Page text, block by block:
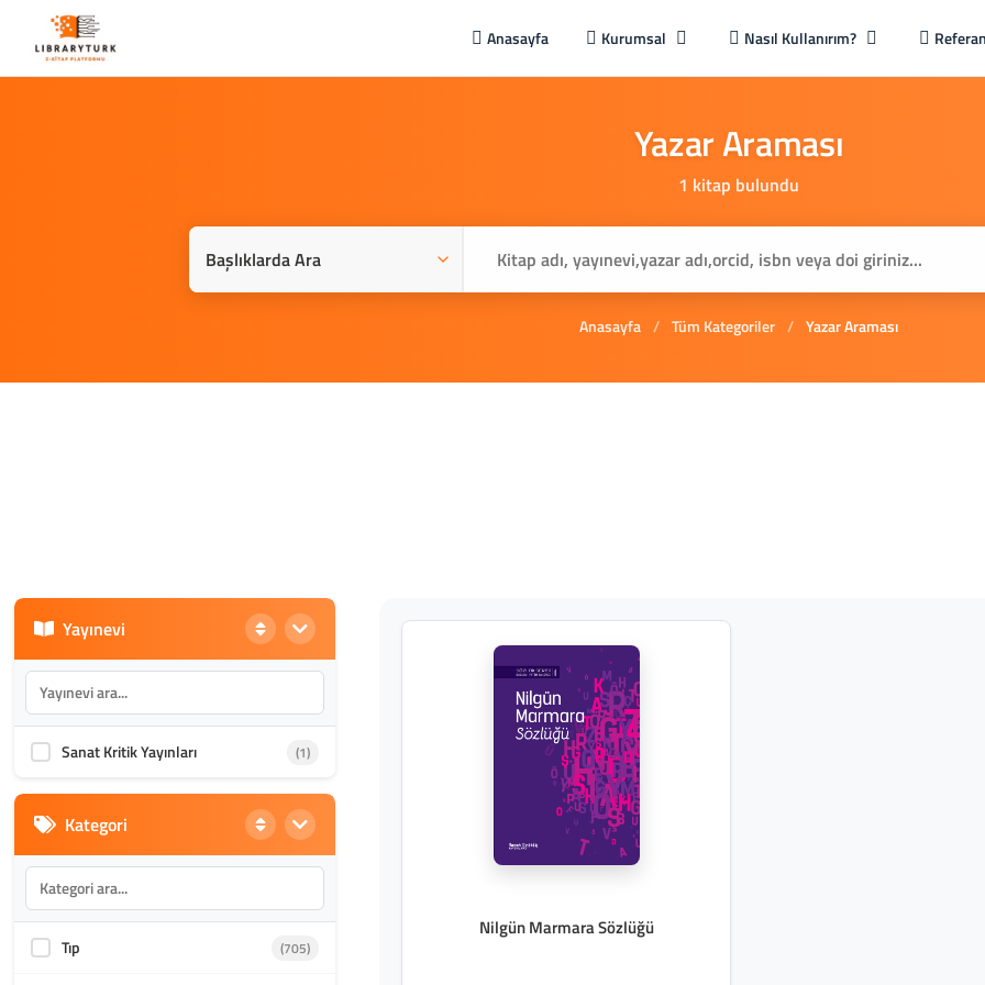
Anasayfa Kurumsal Nasıl Kullanırım?
YazarAraması
1 kitap bulundu
Anasayfa / Tüm Kategoriler / Yazar Araması
Yayınevi
Sanat Kritik Yayınları (1)
Kategori
Tıp (705)
Nilgün Marmara Sözlüğü